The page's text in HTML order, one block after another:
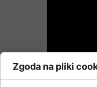
Zgoda na pliki